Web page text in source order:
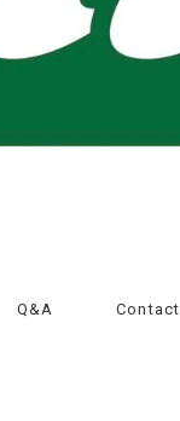
Q&A Contact